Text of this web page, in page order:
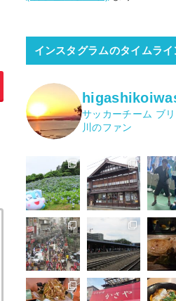
インスタグラムのタイムライ
サッカーチーム ブ
川のファン